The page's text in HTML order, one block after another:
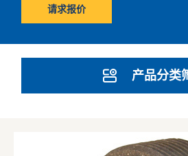
请求报价
产品分类